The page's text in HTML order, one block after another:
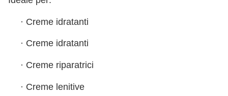
· Creme idratanti
· Creme idratanti
· Creme riparatrici
· Creme lenitive